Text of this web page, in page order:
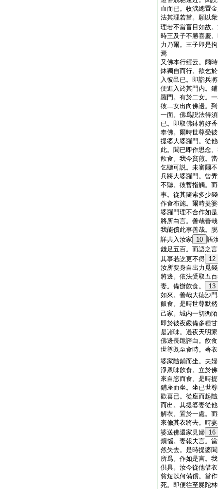
血而已。收涙總置
法其理若當。願以
理若不當盲目如故
時王及子不勝喜慶
力乃爾。王子即是
焉
又佛本行經云。爾
鉢獨自而行。欲乞
入彼邑已。即詣兵
便進入於其門内。
羅門。有於二女。
彼二女出向佛邊。
一面。佛爲説法得
已。即取佛鉢將好
奉佛。爾時世尊受
提婆大婆羅門。從
此。聞已即作思念
飮食。我今貧煎。
乞聽可説。未審爾
兵將大婆羅門。曾
不聽。彼暫指觸。
事。從其隨索多少
作食布施。爾時提
婆羅門理不合作如
將所白言。善哉善
我能償此事善哉。
詳共入汝家
10 語
錢足五百。而語之
其事若訖更不得 12
汝所要身自出力覓
將邊。依法受取五
妻。備辦飮食。
13
如來。善哉大徳沙
飯食。是時世尊默
己家。城内一切衖
即於彼夜嚴備多種
是諸味。過夜天明
佛邊長跪諮白。飮
世尊既至食時。著
婆家隨鋪而坐。夫
淨衆味飮食。立於
來自恣而食。是時
鋪座而坐。坐已世
歡喜已。從座而起
而出。其提婆妻從
解衣。置於一處。
來偸其衣將去。時
婆送佛還家見婦 16
煩惱。妻報夫言。
然失去。是時提婆
所爲。作如是言。
供具。汝今從他借
貧短以何備償。當
死。即便往至屍陀